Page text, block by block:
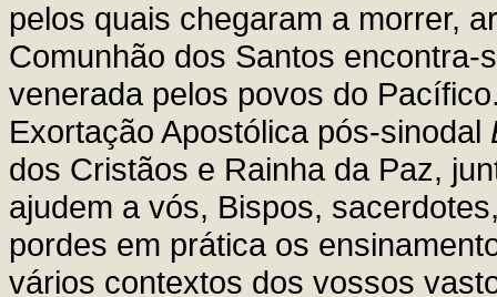
pelos quais chegaram a morrer,
Comunhão dos Santos
venerada pelos povos do
Exortação Apostólica pós-sinodal
dos Cristãos e Rainha da Paz,
ajudem a vós, Bispos,
pordes em prática os
vários contextos dos vossos